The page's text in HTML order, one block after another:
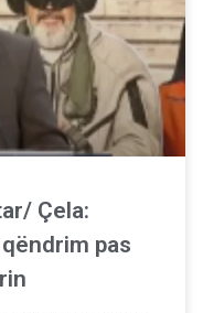
Çela:
pas